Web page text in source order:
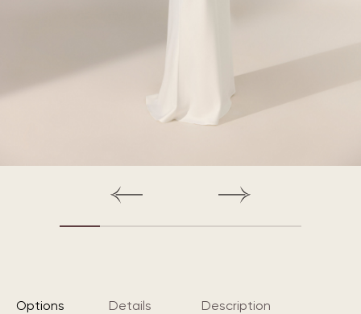
Options Details Description